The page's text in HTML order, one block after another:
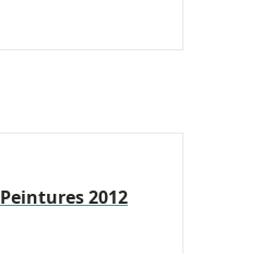
Peintures 2012